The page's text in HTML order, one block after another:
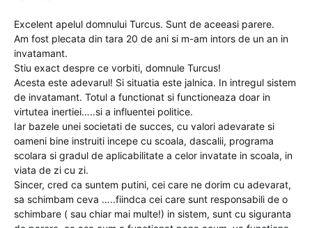
Excelent apelul domnului Turcus. Sunt de aceeasi parere.
Am fost plecata din tara 20 de ani si m-am intors de un an in
invatamant.
Stiu exact despre ce vorbiti, domnule Turcus!
Acesta este adevarul! Si situatia este jalnica. In intregul sistem
de invatamant. Totul a functionat si functioneaza doar in
virtutea inertiei…..si a influentei politice.
Iar bazele unei societati de succes, cu valori adevarate si
oameni bine instruiti incepe cu scoala, dascalii, programa
scolara si gradul de aplicabilitate a celor invatate in scoala, in
viata de zi cu zi.
Sincer, cred ca suntem putini, cei care ne dorim cu adevarat,
sa schimbam ceva …..fiindca cei care sunt responsabili de o
schimbare ( sau chiar mai multe!) in sistem, sunt cu siguranta